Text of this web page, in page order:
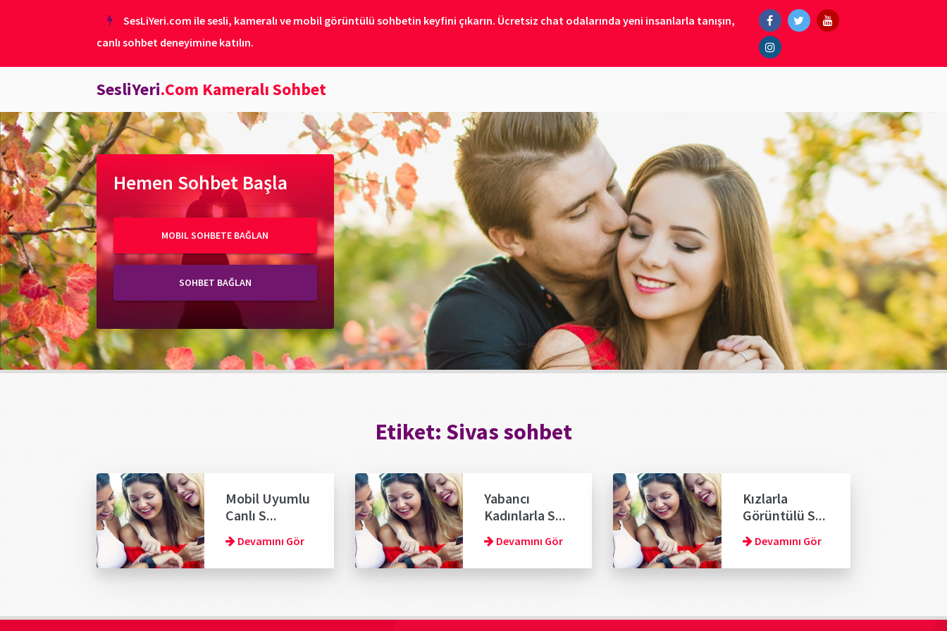
SesLiYeri.com ile sesli, kameralı ve mobil görüntülü sohbetin keyfini çıkarın. Ücretsiz chat odalarında yeni insanlarla tanışın,
canlı sohbet deneyimine katılın.
SesliYeri.Com Kameralı Sohbet
Hemen Sohbet Başla
MOBIL SOHBETE BAĞLAN
SOHBET BAĞLAN
Etiket: Sivas sohbet
Mobil Uyumlu
Canlı S...
Devamını Gör
Yabancı
Kadınlarla S...
Devamını Gör
Kızlarla
Görüntülü S...
Devamını Gör